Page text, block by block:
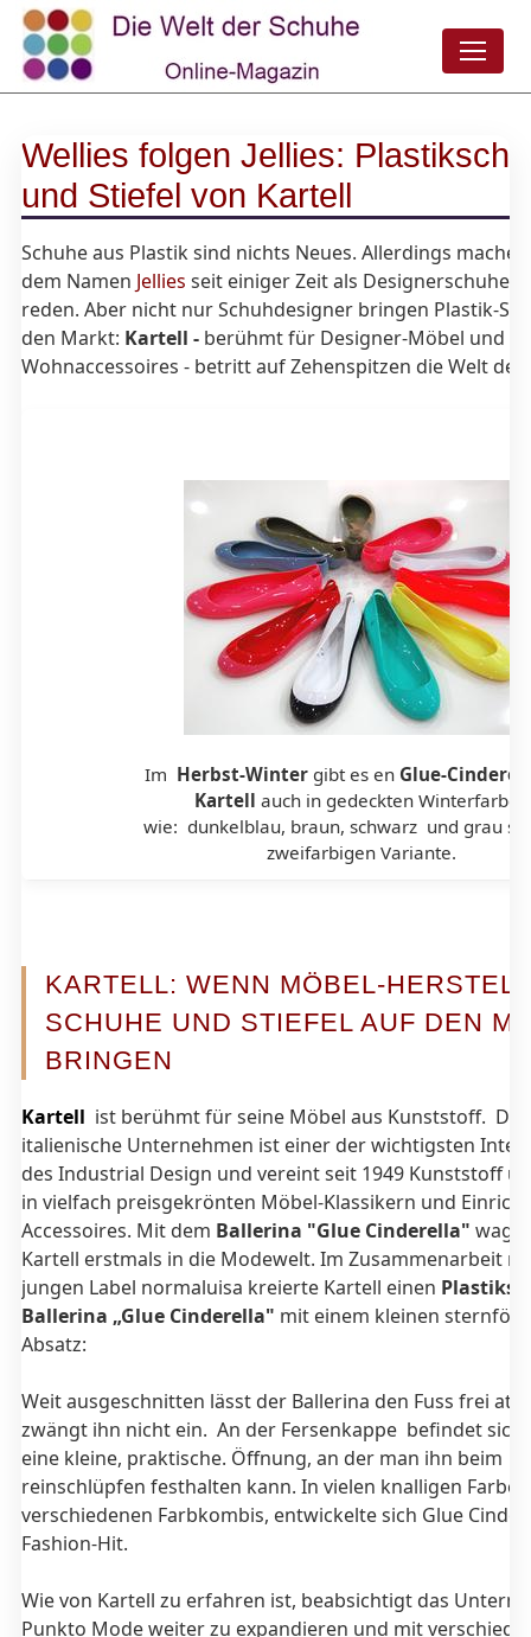
Wellies folgen Jellies:
und Stiefel von Kartell
Schuhe aus Plastik sind nichts Neues. Allerdings
dem Namen Jellies seit einiger Zeit als Designerschuhe
reden. Aber nicht nur Schuhdesigner bringen Plastik-
den Markt: Kartell - berühmt für Designer-Möbel und
Wohnaccessoires - betritt auf Zehenspitzen die Welt
Im Herbst-Winter gibt es en Glue-
Kartell auch in gedeckten Winterfarben
wie: dunkelblau, braun, schwarz und grau
zweifarbigen Variante.
KARTELL: WENN MÖBEL-
SCHUHE UND STIEFEL AUF DEN
BRINGEN
Kartell ist berühmt für seine Möbel aus Kunststoff. Das
italienische Unternehmen ist einer der wichtigsten
des Industrial Design und vereint seit 1949 Kunststoff
in vielfach preisgekrönten Möbel-Klassikern und
Accessoires. Mit dem Ballerina "Glue Cinderella"
Kartell erstmals in die Modewelt. Im Zusammenarbeit
jungen Label normaluisa kreierte Kartell einen
Ballerina „Glue Cinderella" mit einem kleinen
Absatz:
Weit ausgeschnitten lässt der Ballerina den Fuss frei
zwängt ihn nicht ein. An der Fersenkappe befindet sich
eine kleine, praktische. Öffnung, an der man ihn beim
reinschlüpfen festhalten kann. In vielen knalligen
verschiedenen Farbkombis, entwickelte sich Glue
Fashion-Hit.
Wie von Kartell zu erfahren ist, beabsichtigt das
Punkto Mode weiter zu expandieren und mit